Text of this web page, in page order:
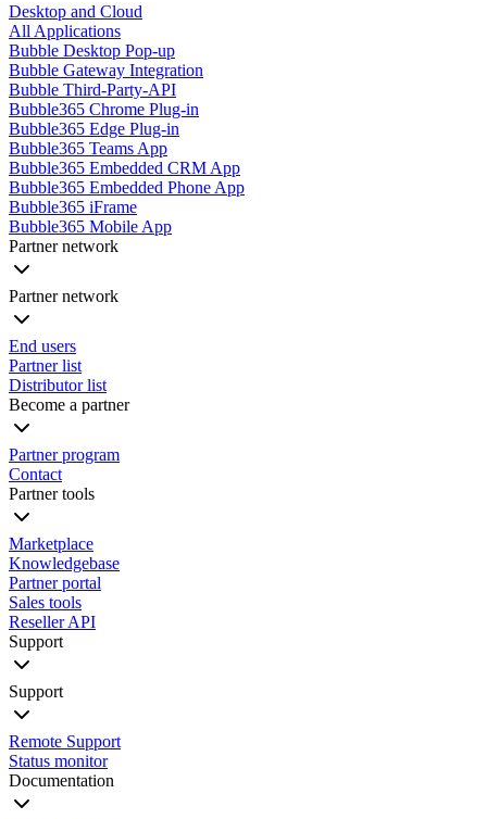
Desktop and Cloud
All Applications
Bubble Desktop Pop-up
Bubble Gateway Integration
Bubble Third-Party-API
Bubble365 Chrome Plug-in
Bubble365 Edge Plug-in
Bubble365 Teams App
Bubble365 Embedded CRM App
Bubble365 Embedded Phone App
Bubble365 iFrame
Bubble365 Mobile App
Partner network
Partner network
End users
Partner list
Distributor list
Become a partner
Partner program
Contact
Partner tools
Marketplace
Knowledgebase
Partner portal
Sales tools
Reseller API
Support
Support
Remote Support
Status monitor
Documentation